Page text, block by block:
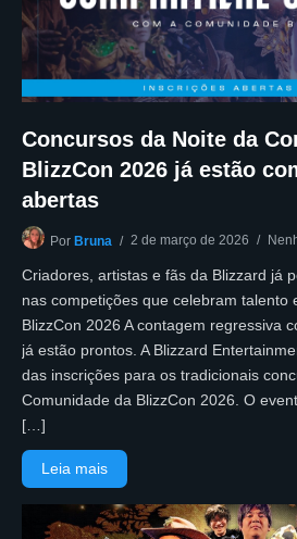
Concursos da Noite da
BlizzCon 2026 já estão
abertas
Por Bruna 2 de março de 2026
Criadores, artistas e fãs da Blizzard já
nas competições que celebram talento
BlizzCon 2026 A contagem regressiva
já estão prontos. A Blizzard
das inscrições para os tradicionais
Comunidade da BlizzCon 2026. O
[…]
Leia mais